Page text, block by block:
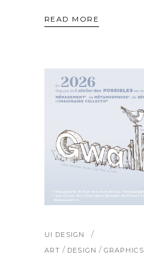
READ MORE
UI DESIGN
ART / DESIGN / GRAPHICS